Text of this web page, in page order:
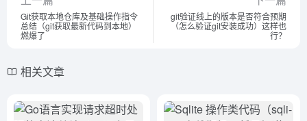
Git获取本地仓库及基础操作指令
总结（git获取最新代码到本地）
燃爆了
git验证线上的版本是否符合预期
（怎么验证git安装成功）这样也
行？
相关文章